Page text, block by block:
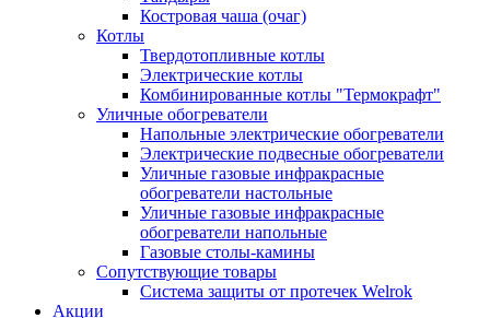
Костровая чаша (очаг)
Котлы
Твердотопливные котлы
Электрические котлы
Комбинированные котлы "Термокрафт"
Уличные обогреватели
Напольные электрические обогреватели
Электрические подвесные обогреватели
Уличные газовые инфракрасные
обогреватели настольные
Уличные газовые инфракрасные
обогреватели напольные
Газовые столы-камины
Сопутствующие товары
Система защиты от протечек Welrok
Акции